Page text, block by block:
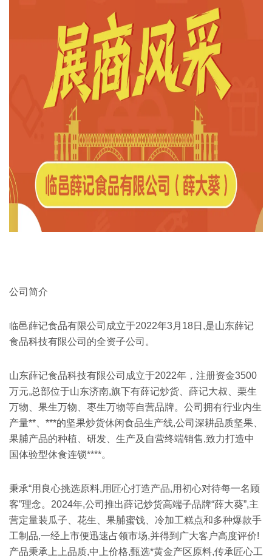
公司简介
临邑薛记食品有限公司成立于2022年3月18日,是山东薛记
食品科技有限公司的全资子公司。
山东薛记食品科技有限公司成立于2022年，注册资金3500
万元,总部位于山东济南,旗下有薛记炒货、薛记大叔、栗生
万物、果生万物、枣生万物等自营品牌。公司拥有行业内生
产量**、***的坚果炒货休闲食品生产线,公司深耕品质坚果、
果脯产品的种植、研发、生产及自营终端销售,致力打造中
国体验型休食连锁****。
秉承“用良心挑选原料,用匠心打造产品,用初心对待每一名顾
客”理念。2024年,公司推出薛记炒货高端子品牌“薛大葵”,主
营定量装瓜子、花生、果脯蜜饯、冷加工糕点和多种爆款手
工制品,一经上市便迅速占领市场,并得到广大客户高度评价!
产品秉承上上品质,中上价格,甄选*黄金产区原料,传承匠心工